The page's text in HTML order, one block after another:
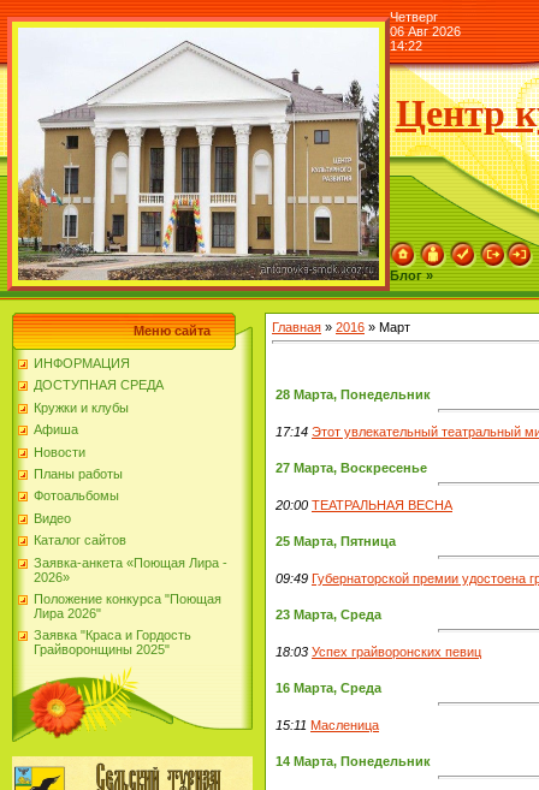
Четверг
06 Авг 2026
14:22
Центр
Блог »
Меню сайта
ИНФОРМАЦИЯ
ДОСТУПНАЯ СРЕДА
Кружки и клубы
Афиша
Новости
Планы работы
Фотоальбомы
Видео
Каталог сайтов
Заявка-анкета «Поющая Лира -
2026»
Положение конкурса "Поющая
Лира 2026"
Заявка "Краса и Гордость
Грайворонщины 2025"
Главная » 2016 » Март
28 Марта, Понедельник
17:14 Этот увлекательный театральный
27 Марта, Воскресенье
20:00 ТЕАТРАЛЬНАЯ ВЕСНА
25 Марта, Пятница
09:49 Губернаторской премии удостоена
23 Марта, Среда
18:03 Успех грайворонских певиц
16 Марта, Среда
15:11 Масленица
14 Марта, Понедельник